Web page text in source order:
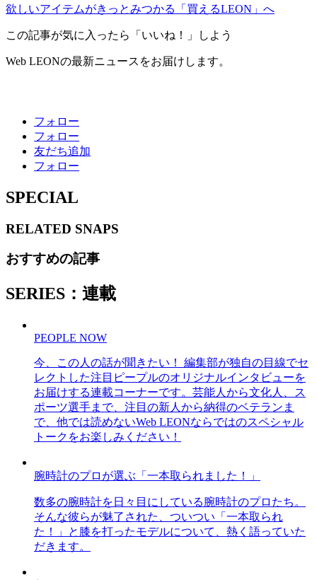
欲しいアイテムがきっとみつかる「買えるLEON」へ
この記事が気に入ったら「いいね！」しよう
Web LEONの最新ニュースをお届けします。
フォロー
フォロー
友だち追加
フォロー
SPECIAL
RELATED SNAPS
おすすめの記事
SERIES：連載
PEOPLE NOW
今、この人の話が聞きたい！ 編集部が独自の目線でセ
レクトした注目ピープルのオリジナルインタビューを
お届けする連載コーナーです。芸能人から文化人、ス
ポーツ選手まで、注目の新人から納得のベテランま
で、他では読めないWeb LEONならではのスペシャル
トークをお楽しみください！
腕時計のプロが選ぶ「一本取られました！」
数多の腕時計を日々目にしている腕時計のプロたち。
そんな彼らが魅了された、ついつい「一本取られ
た！」と膝を打ったモデルについて、熱く語っていた
だきます。